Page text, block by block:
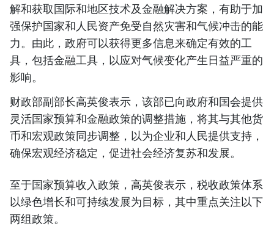
解和获取国际和地区技术及金融解决方案，有助于加
强保护国家和人民资产免受自然灾害和气候冲击的能
力。由此，政府可以获得更多信息来确定有效的工
具，包括金融工具，以应对气候变化产生日益严重的
影响。
财政部副部长高英俊表示，该部已向政府和国会提供
灵活国家预算和金融政策的调整措施，将其与其他货
币和宏观政策同步调整，以为企业和人民提供支持，
确保宏观经济稳定，促进社会经济复苏和发展。
至于国家预算收入政策，高英俊表示，税收政策体系
以绿色增长和可持续发展为目标，其中重点关注以下
两组政策。